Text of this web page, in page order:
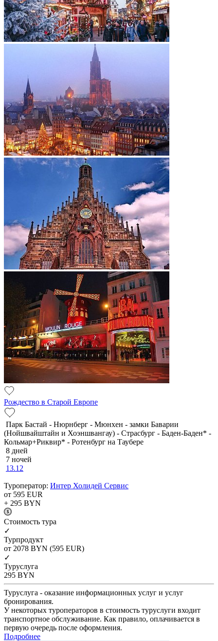
Рождество в Старой Европе
Парк Бастай - Нюрнберг - Мюнхен - замки Баварии
(Нойшвайштайн и Хоэншвангау) - Страсбург - Баден-Баден* -
Кольмар+Риквир* - Ротенбург на Таубере
8 дней
7 ночей
13.12
Туроператор: Интер Холидей Сервис
от 595 EUR
+ 295 BYN
Cтоимость тура
✓
Турпродукт
от 2078 BYN (595 EUR)
✓
Туруслуга
295 BYN
Туруслуга - оказание информационных услуг и услуг
бронирования.
У некоторых туроператоров в стоимость туруслуги входит
транспортное обслуживание. Как правило, оплачивается в
первую очередь после оформления.
Подробнее